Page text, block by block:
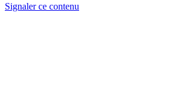
Signaler ce contenu